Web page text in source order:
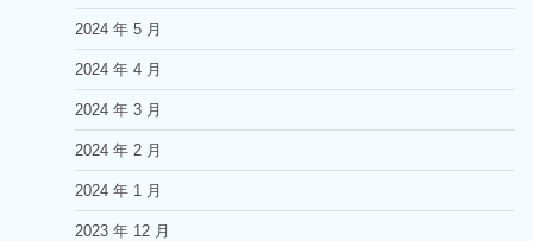
2024 年 5 月
2024 年 4 月
2024 年 3 月
2024 年 2 月
2024 年 1 月
2023 年 12 月